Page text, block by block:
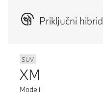
Priključni hibrid
SUV
XM
Modeli